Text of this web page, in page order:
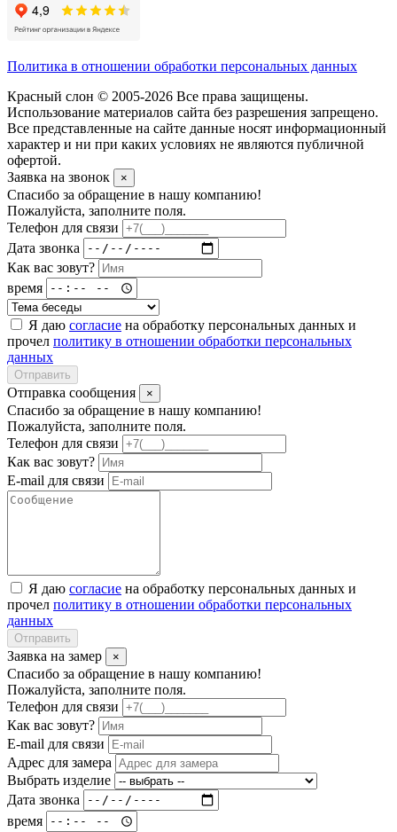
Политика в отношении обработки персональных данных
Красный слон © 2005-2026 Все права защищены.
Использование материалов сайта без разрешения запрещено.
Все представленные на сайте данные носят информационный
характер и ни при каких условиях не являются публичной
офертой.
Заявка на звонок
×
Спасибо за обращение в нашу компанию!
Пожалуйста, заполните поля.
Телефон для связи
Дата звонка
Как вас зовут?
время
Я даю согласие на обработку персональных данных и
прочел политику в отношении обработки персональных
данных
Отправить
Отправка сообщения ×
Спасибо за обращение в нашу компанию!
Пожалуйста, заполните поля.
Телефон для связи
Как вас зовут?
E-mail для связи
Я даю согласие на обработку персональных данных и
прочел политику в отношении обработки персональных
данных
Отправить
Заявка на замер ×
Спасибо за обращение в нашу компанию!
Пожалуйста, заполните поля.
Телефон для связи
Как вас зовут?
E-mail для связи
Адрес для замера
Выбрать изделие
Дата звонка
время